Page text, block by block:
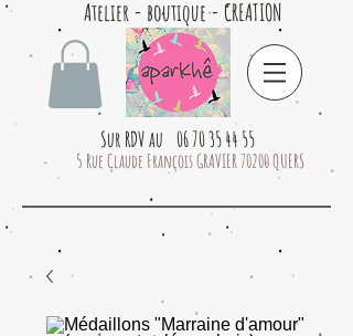
Atelier - boutique - CREATION
Sur RDV au 06 70 35 44 55
5 Rue Claude François GRAVIER 70200 QUERS